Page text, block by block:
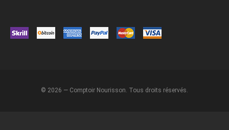
© 2026 — Comptoir Nourisson. Tous droits réservés.